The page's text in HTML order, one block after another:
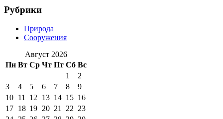
Рубрики
Природа
Сооружения
Август 2026
Пн Вт Ср Чт Пт Сб Вс
1
2
3
4 5 6 7 8
9
10 11 12 13 14 15 16
17 18 19 20 21 22 23